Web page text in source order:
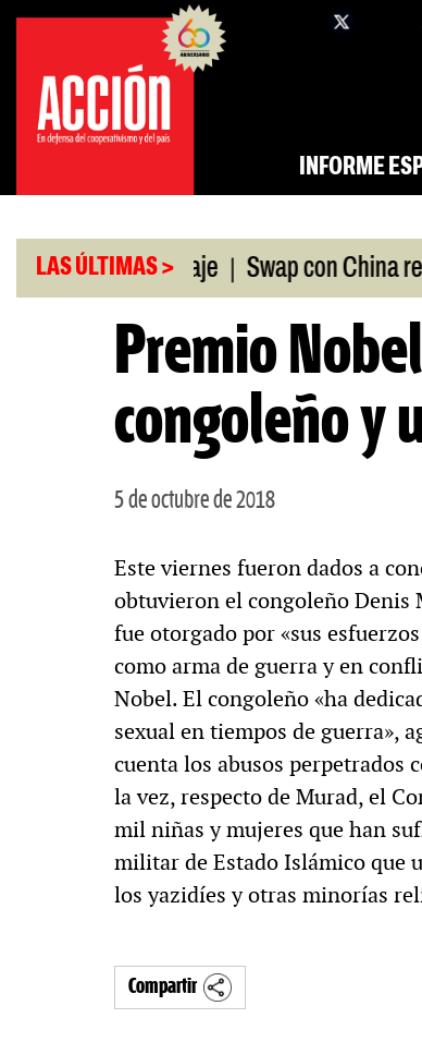
Saltar
contenido
INFORME
LAS ÚLTIMAS >
ANDIS, a peritaje Swap con China
Premio
congoleño y
5 de octubre de 2018
Este viernes fueron dados a
obtuvieron el congoleño Denis
fue otorgado por «sus
como arma de guerra y en
Nobel. El congoleño «ha
sexual en tiempos de guerra»,
cuenta los abusos perpetrados
la vez, respecto de Murad, el
mil niñas y mujeres que han
militar de Estado Islámico que
los yazidíes y otras minorías
Compartir